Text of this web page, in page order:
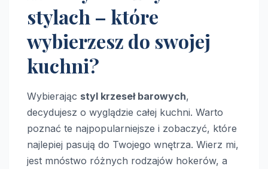
stylach – które
wybierzesz do swojej
kuchni?
Wybierając styl krzeseł barowych,
decydujesz o wyglądzie całej kuchni. Warto
poznać te najpopularniejsze i zobaczyć, które
najlepiej pasują do Twojego wnętrza. Wierz mi,
jest mnóstwo różnych rodzajów hokerów, a